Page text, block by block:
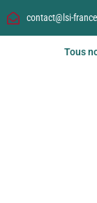
contact@lsi-
Tous